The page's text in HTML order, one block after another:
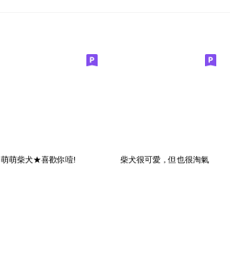
萌萌柴犬★喜歡你噎! 柴犬很可愛，但也很淘氣